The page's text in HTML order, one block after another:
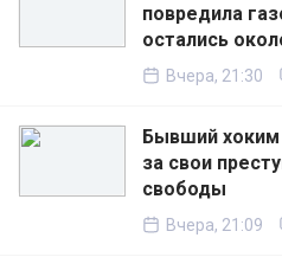
повредила
остались
Вчера, 21:30
Бывший хоким
за свои
свободы
Вчера, 21:09